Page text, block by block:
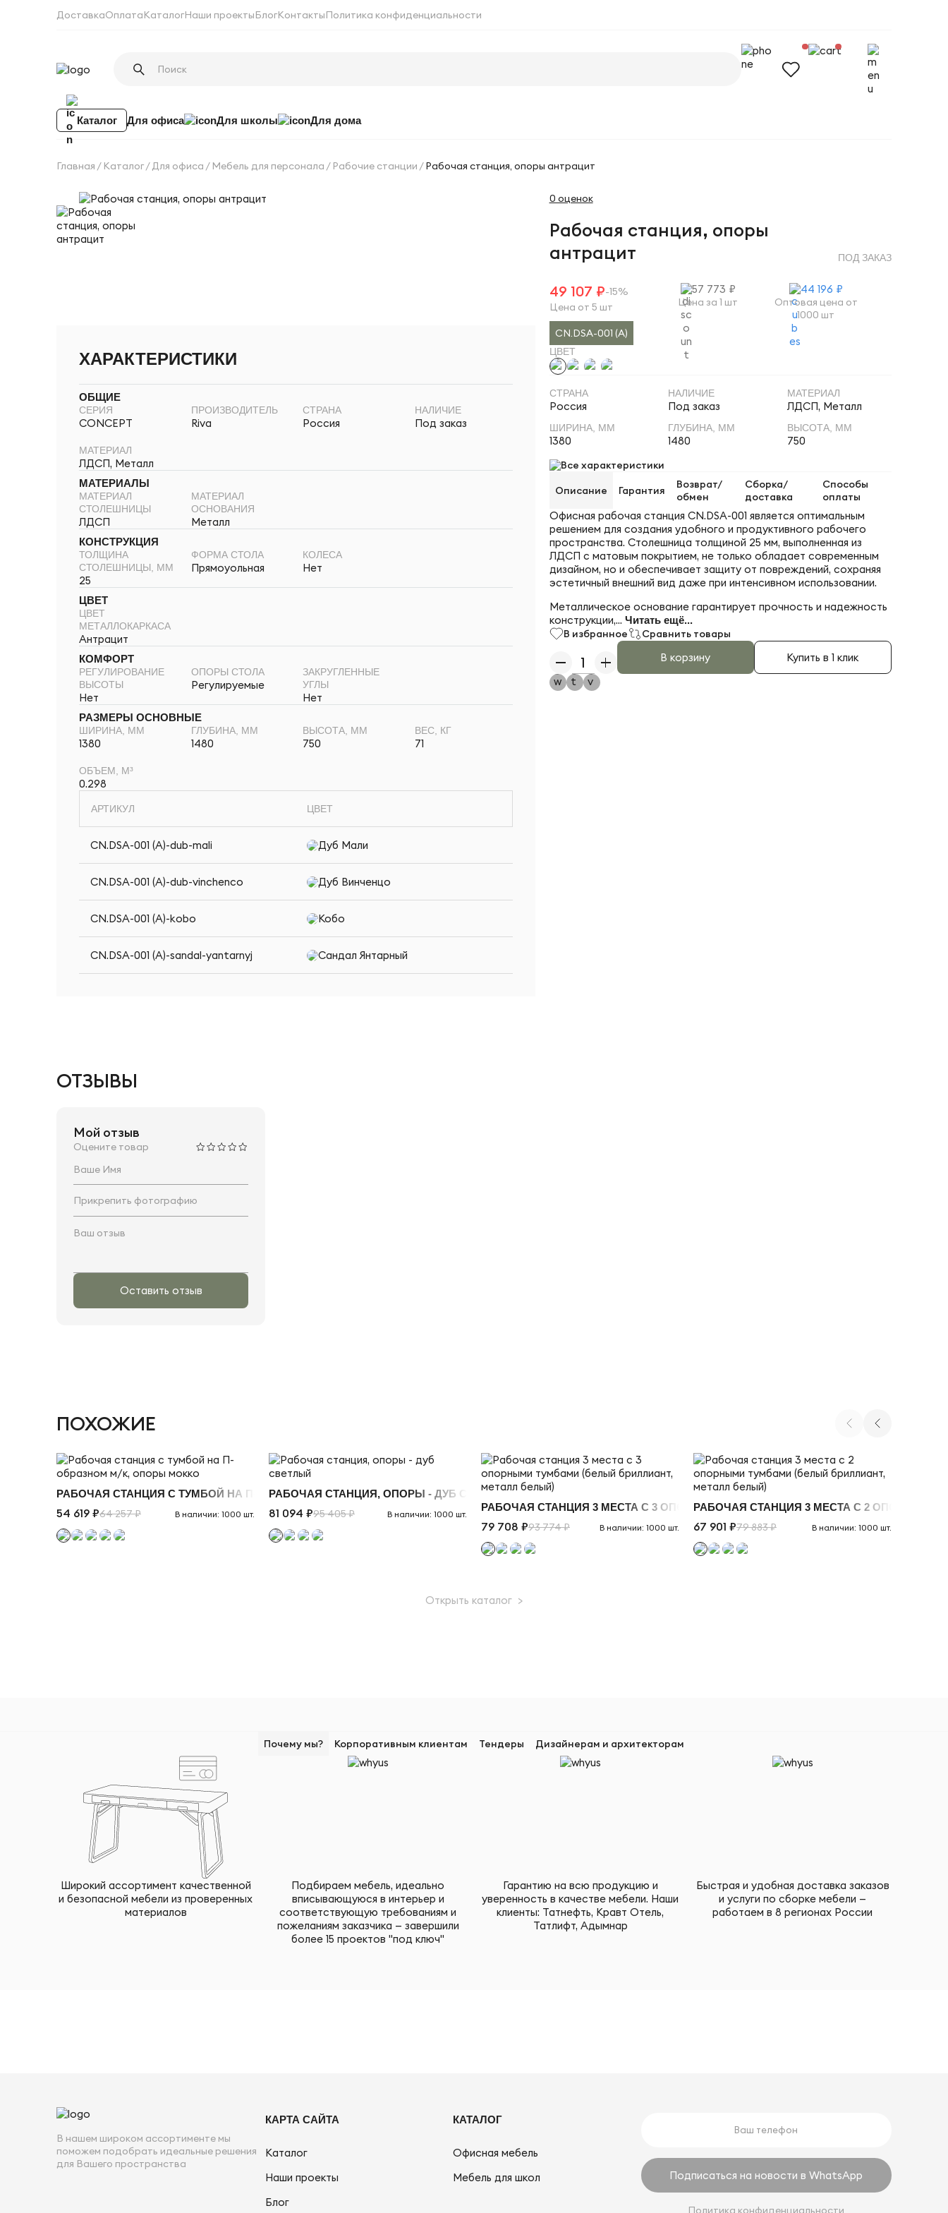
ДоставкаОплатаКаталогНаши проектыБлогКонтактыПолитика конфиденциальности
Каталог Для офиса Для школы Для дома
Главная Каталог Для офиса Мебель для персонала Рабочие станции Рабочая станция, опоры антрацит
ХАРАКТЕРИСТИКИ
ОБЩИЕ
СЕРИЯ
CONCEPT
ПРОИЗВОДИТЕЛЬ
Riva
СТРАНА
Россия
НАЛИЧИЕ
Под заказ
МАТЕРИАЛ
ЛДСП, Металл
МАТЕРИАЛЫ
МАТЕРИАЛ
СТОЛЕШНИЦЫ
ЛДСП
МАТЕРИАЛ
ОСНОВАНИЯ
Металл
КОНСТРУКЦИЯ
ТОЛЩИНА
СТОЛЕШНИЦЫ, ММ
25
ФОРМА СТОЛА
Прямоуольная
КОЛЕСА
Нет
ЦВЕТ
ЦВЕТ
МЕТАЛЛОКАРКАСА
Антрацит
КОМФОРТ
РЕГУЛИРОВАНИЕ
ВЫСОТЫ
Нет
ОПОРЫ СТОЛА
Регулируемые
ЗАКРУГЛЕННЫЕ
УГЛЫ
Нет
РАЗМЕРЫ ОСНОВНЫЕ
ШИРИНА, ММ
1380
ГЛУБИНА, ММ
1480
ВЫСОТА, ММ
750
ВЕС, КГ
71
ОБЪЕМ, М³
0.298
АРТИКУЛ ЦВЕТ
CN.DSA-001 (A)-dub-mali Дуб Мали
CN.DSA-001 (A)-dub-vinchenco Дуб Винченцо
CN.DSA-001 (A)-kobo Кобо
CN.DSA-001 (A)-sandal-yantarnyj Сандал Янтарный
0 оценок
Рабочая станция, опоры
антрацит
ПОД ЗАКАЗ
49 107 ₽-15%
Цена от 5 шт
57 773 ₽
Цена за 1 шт
44 196 ₽
Оптовая цена от
1000 шт
CN.DSA-001 (A)
ЦВЕТ
СТРАНА
Россия
НАЛИЧИЕ
Под заказ
МАТЕРИАЛ
ЛДСП, Металл
ШИРИНА, ММ
1380
ГЛУБИНА, ММ
1480
ВЫСОТА, ММ
750
Все характеристики
Описание
Гарантия
Возврат/
обмен
Сборка/
доставка
Способы
оплаты
Офисная рабочая станция CN.DSA-001 является оптимальным
решением для создания удобного и продуктивного рабочего
пространства. Столешница толщиной 25 мм, выполненная из
ЛДСП с матовым покрытием, не только обладает современным
дизайном, но и обеспечивает защиту от повреждений, сохраняя
эстетичный внешний вид даже при интенсивном использовании.
Металлическое основание гарантирует прочность и надежность
конструкции,... Читать ещё...
В избранное Сравнить товары
В корзину Купить в 1 клик
ОТЗЫВЫ
Мой отзыв
Оцените товар
Прикрепить фотографию
Оставить отзыв
ПОХОЖИЕ
РАБОЧАЯ СТАНЦИЯ С ТУМБОЙ НА П-ОБРАЗНОМ М/К, ОПОРЫ МОККО
54 619 ₽64 257 ₽ В наличии: 1000 шт.
РАБОЧАЯ СТАНЦИЯ, ОПОРЫ - ДУБ СВЕТЛЫЙ
81 094 ₽95 405 ₽ В наличии: 1000 шт.
РАБОЧАЯ СТАНЦИЯ 3 МЕСТА С 3 ОПОРНЫМИ ТУМБАМИ (БЕЛЫЙ БРИЛЛИАНТ,
79 708 ₽93 774 ₽ В наличии: 1000 шт.
РАБОЧАЯ СТАНЦИЯ 3 МЕСТА С 2
67 901 ₽79 883 ₽ В наличии: 1000 шт.
Открыть каталог >
Почему мы? Корпоративным клиентам Тендеры Дизайнерам и архитекторам
Широкий ассортимент качественной
и безопасной мебели из проверенных
материалов
Подбираем мебель, идеально
вписывающуюся в интерьер и
соответствующую требованиям и
пожеланиям заказчика — завершили
более 15 проектов "под ключ"
Гарантию на всю продукцию и
уверенность в качестве мебели. Наши
клиенты: Татнефть, Кравт Отель,
Татлифт, Адымнар
Быстрая и удобная доставка заказов
и услуги по сборке мебели —
работаем в 8 регионах России
В нашем широком ассортименте мы
поможем подобрать идеальные решения
для Вашего пространства
КАРТА САЙТА
Каталог
Наши проекты
Блог
КАТАЛОГ
Офисная мебель
Мебель для школ
Подписаться на новости в WhatsApp
Политика конфиденциальности